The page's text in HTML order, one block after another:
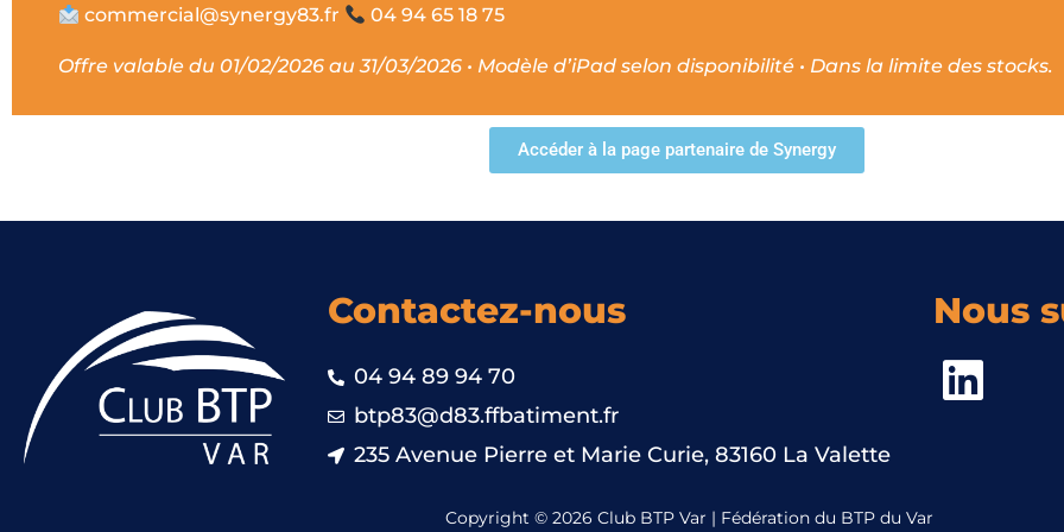
commercial@synergy83.fr 04 94 65 18 75
Offre valable du 01/02/2026 au 31/03/2026 • Modèle d’iPad selon disponibilité • Dans la limite des stocks.
Accéder à la page partenaire de Synergy
Contactez-nous
04 94 89 94 70
btp83@d83.ffbatiment.fr
235 Avenue Pierre et Marie Curie, 83160 La Valette
Nous
Copyright © 2026 Club BTP Var | Fédération du BTP du Var